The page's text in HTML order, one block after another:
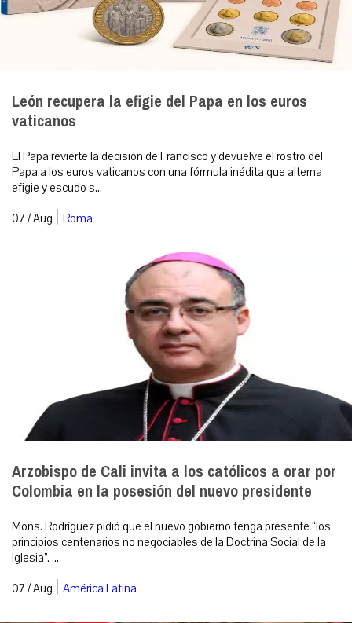
León recupera la efigie del Papa en los euros
vaticanos
El Papa revierte la decisión de Francisco y devuelve el rostro del
Papa a los euros vaticanos con una fórmula inédita que alterna
efigie y escudo s...
07 / Aug | Roma
Arzobispo de Cali invita a los católicos a orar por
Colombia en la posesión del nuevo presidente
Mons. Rodríguez pidió que el nuevo gobierno tenga presente “los
principios centenarios no negociables de la Doctrina Social de la
Iglesia”. ...
07 / Aug | América Latina